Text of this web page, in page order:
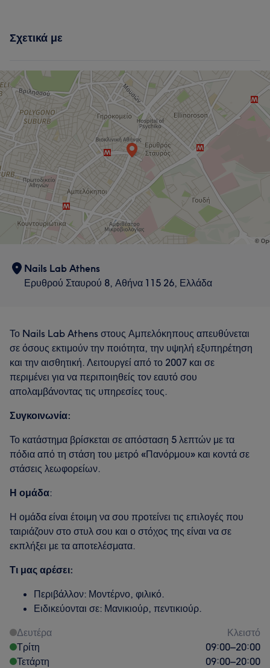
Σχετικά με
Nails Lab Athens
Ερυθρού Σταυρού 8, Αθήνα 115 26, Ελλάδα
Το Nails Lab Athens στους Αμπελόκηπους απευθύνεται
σε όσους εκτιμούν την ποιότητα, την υψηλή εξυπηρέτηση
και την αισθητική. Λειτουργεί από το 2007 και σε
περιμένει για να περιποιηθείς τον εαυτό σου
απολαμβάνοντας τις υπηρεσίες τους.
Συγκοινωνία:
Το κατάστημα βρίσκεται σε απόσταση 5 λεπτών με τα
πόδια από τη στάση του μετρό «Πανόρμου» και κοντά σε
στάσεις λεωφορείων.
Η ομάδα:
Η ομάδα είναι έτοιμη να σου προτείνει τις επιλογές που
ταιριάζουν στο στυλ σου και ο στόχος της είναι να σε
εκπλήξει με τα αποτελέσματα.
Τι μας αρέσει:
Περιβάλλον: Μοντέρνο, φιλικό.
Ειδικεύονται σε: Μανικιούρ, πεντικιούρ.
Δευτέρα
Κλειστό
Τρίτη
09:00–20:00
Τετάρτη
09:00–20:00